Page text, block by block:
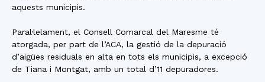
aquests municipis.
Paral·lelament, el Consell Comarcal del Maresme té
atorgada, per part de l’ACA, la gestió de la depuració
d’aigües residuals en alta en tots els municipis, a excepció
de Tiana i Montgat, amb un total d’11 depuradores.